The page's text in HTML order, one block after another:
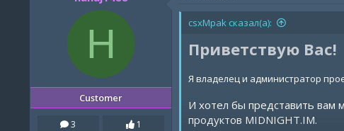
H
Customer
3
1
csxMpak сказал(а):
Приветствую Вас!
Я владелец и администратор
И хотел бы представить вам
продуктов MIDNIGHT.IM.